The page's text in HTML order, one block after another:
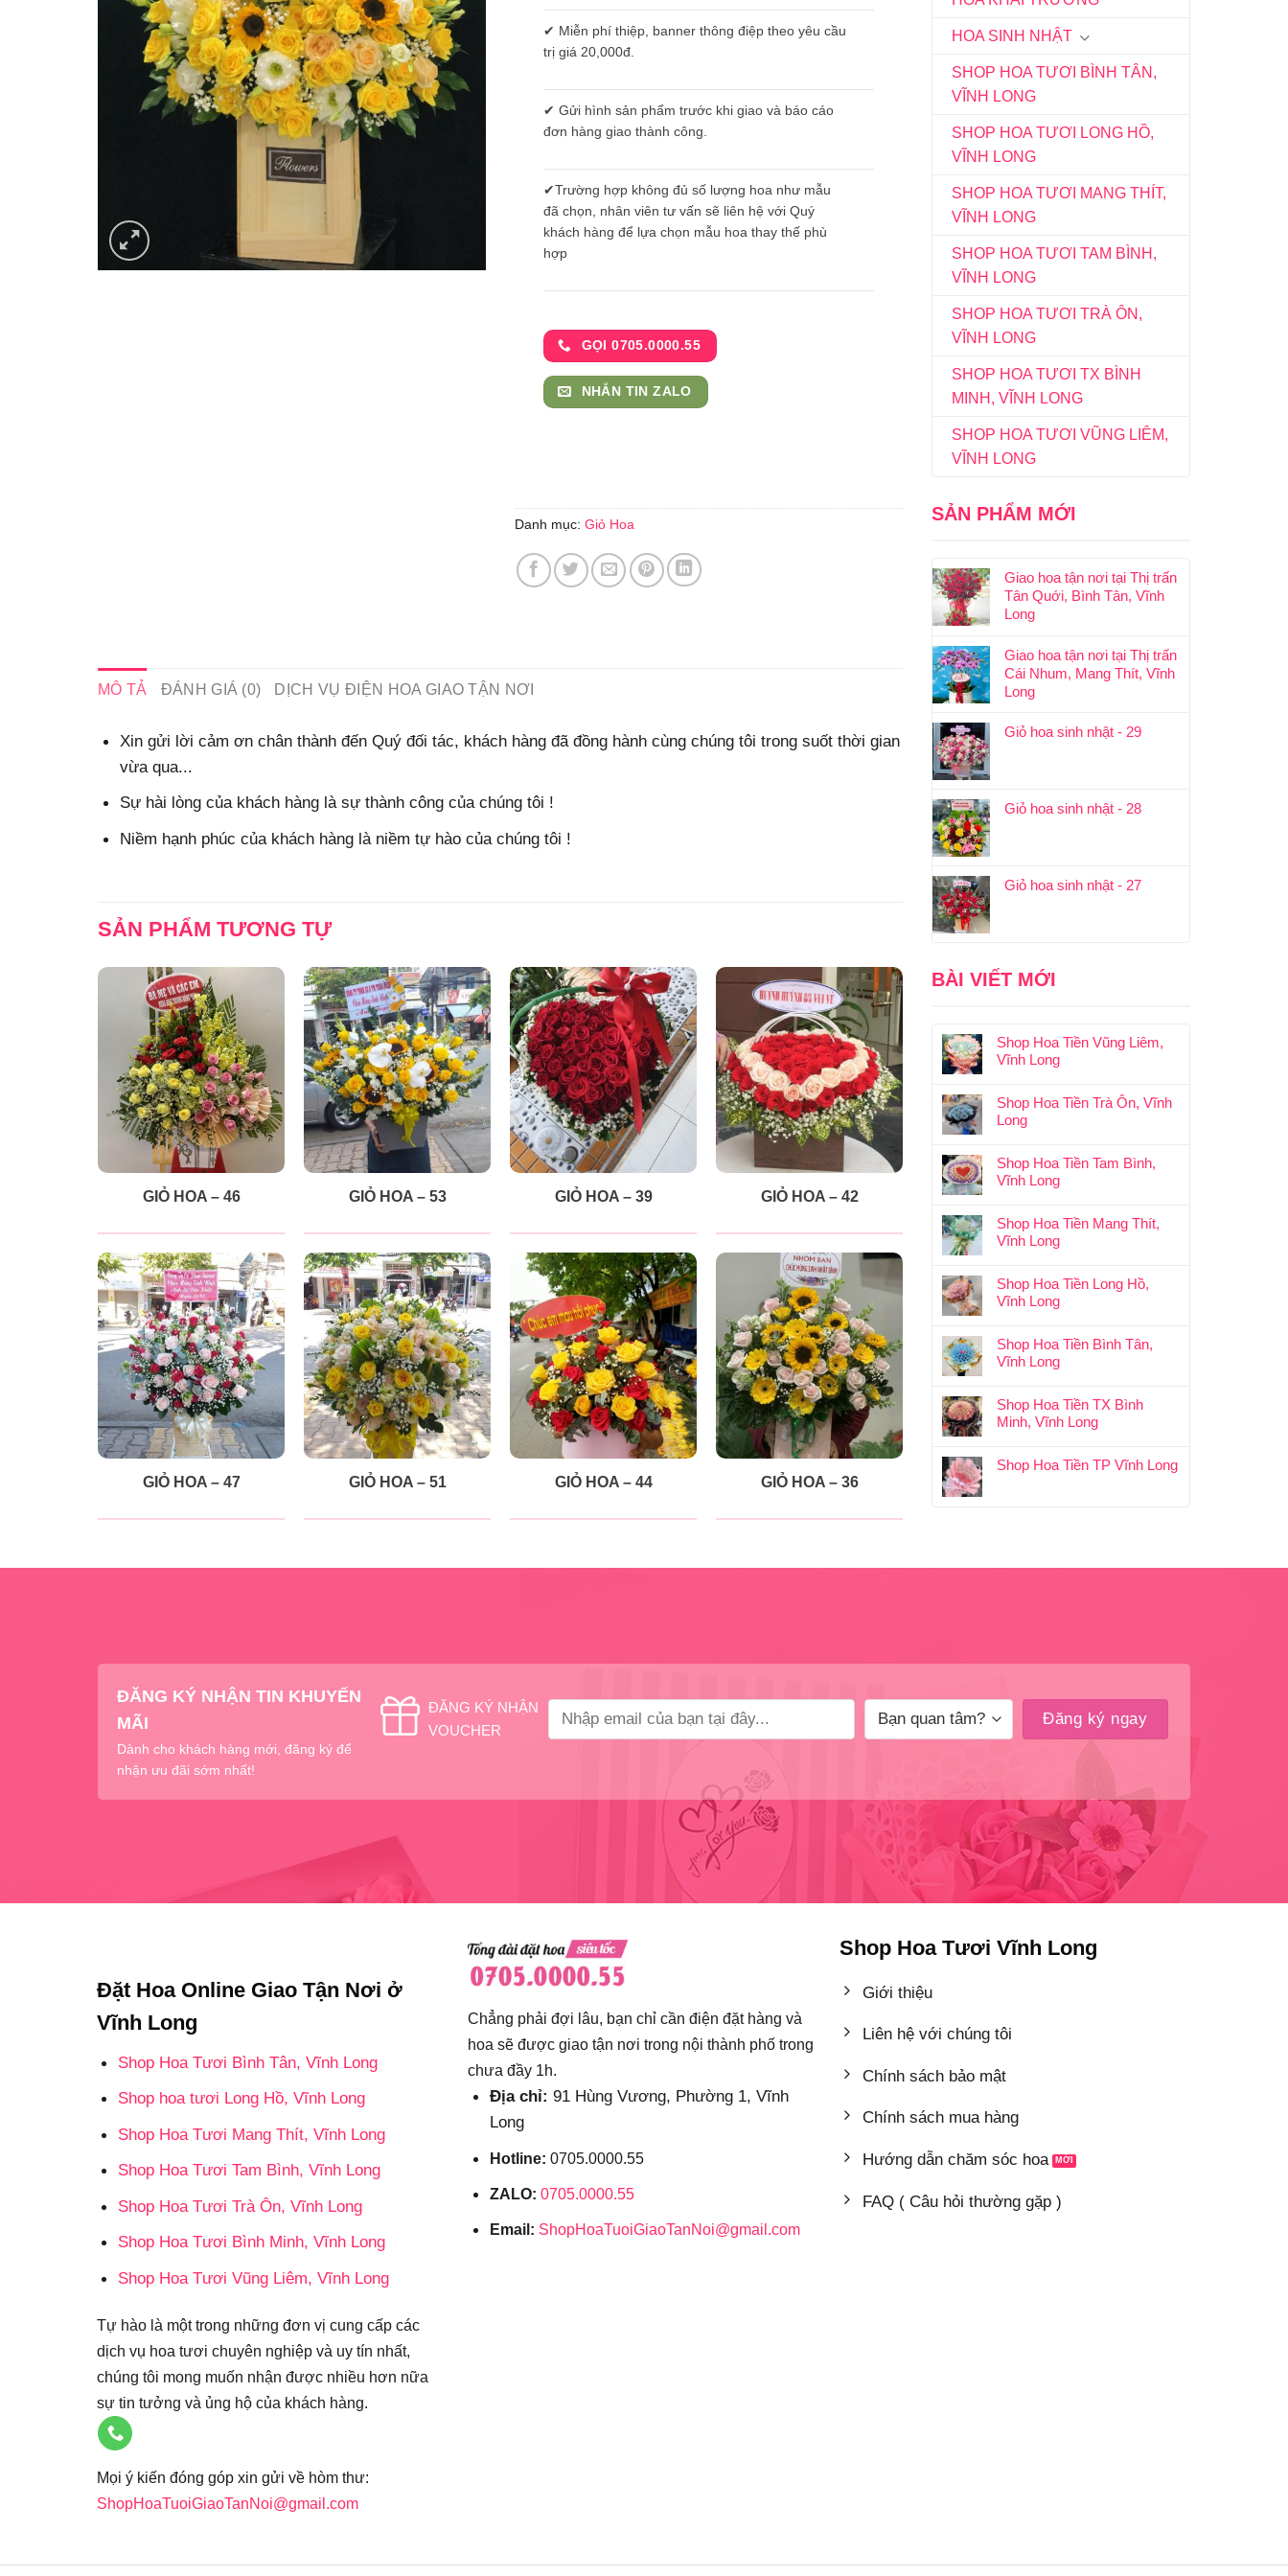
HOA SINH NHẬT
SHOP HOA TƯƠI BÌNH TÂN,
VĨNH LONG
SHOP HOA TƯƠI LONG HỒ,
VĨNH LONG
SHOP HOA TƯƠI MANG THÍT,
VĨNH LONG
SHOP HOA TƯƠI TAM BÌNH,
VĨNH LONG
SHOP HOA TƯƠI TRÀ ÔN,
VĨNH LONG
SHOP HOA TƯƠI TX BÌNH
MINH, VĨNH LONG
SHOP HOA TƯƠI VŨNG LIÊM,
VĨNH LONG
SẢN PHẨM MỚI
Giao hoa tận nơi tại Thị trấn
Tân Quới, Bình Tân, Vĩnh
Long
Giao hoa tận nơi tại Thị trấn
Cái Nhum, Mang Thít, Vĩnh
Long
Giỏ hoa sinh nhật - 29
Giỏ hoa sinh nhật - 28
Giỏ hoa sinh nhật - 27
BÀI VIẾT MỚI
Shop Hoa Tiền Vũng Liêm,
Vĩnh Long
Shop Hoa Tiền Trà Ôn, Vĩnh
Long
Shop Hoa Tiền Tam Bình,
Vĩnh Long
Shop Hoa Tiền Mang Thít,
Vĩnh Long
Shop Hoa Tiền Long Hồ,
Vĩnh Long
Shop Hoa Tiền Bình Tân,
Vĩnh Long
Shop Hoa Tiền TX Bình
Minh, Vĩnh Long
Shop Hoa Tiền TP Vĩnh Long
✔ Miễn phí thiệp, banner thông điệp theo yêu cầu
trị giá 20,000đ.
✔ Gửi hình sản phẩm trước khi giao và báo cáo
đơn hàng giao thành công.
✔Trường hợp không đủ số lượng hoa như mẫu
đã chọn, nhân viên tư vấn sẽ liên hệ với Quý
khách hàng để lựa chọn mẫu hoa thay thế phù
hợp
GỌI 0705.0000.55
NHẮN TIN ZALO
Danh mục: Giỏ Hoa
MÔ TẢ ĐÁNH GIÁ (0) DỊCH VỤ ĐIỆN HOA GIAO TẬN NƠI
Xin gửi lời cảm ơn chân thành đến Quý đối tác, khách hàng đã đồng hành cùng chúng tôi trong suốt thời gian
vừa qua...
Sự hài lòng của khách hàng là sự thành công của chúng tôi !
Niềm hạnh phúc của khách hàng là niềm tự hào của chúng tôi !
SẢN PHẨM TƯƠNG TỰ
GIỎ HOA – 46 GIỎ HOA – 53 GIỎ HOA – 39 GIỎ HOA – 42
GIỎ HOA – 47 GIỎ HOA – 51 GIỎ HOA – 44 GIỎ HOA – 36
ĐĂNG KÝ NHẬN TIN KHUYẾN
MÃI
Dành cho khách hàng mới, đăng ký để
nhận ưu đãi sớm nhất!
ĐĂNG KÝ NHẬN
VOUCHER
Đặt Hoa Online Giao Tận Nơi ở
Vĩnh Long
Shop Hoa Tươi Bình Tân, Vĩnh Long
Shop hoa tươi Long Hồ, Vĩnh Long
Shop Hoa Tươi Mang Thít, Vĩnh Long
Shop Hoa Tươi Tam Bình, Vĩnh Long
Shop Hoa Tươi Trà Ôn, Vĩnh Long
Shop Hoa Tươi Bình Minh, Vĩnh Long
Shop Hoa Tươi Vũng Liêm, Vĩnh Long
Tự hào là một trong những đơn vị cung cấp các
dịch vụ hoa tươi chuyên nghiệp và uy tín nhất,
chúng tôi mong muốn nhận được nhiều hơn nữa
sự tin tưởng và ủng hộ của khách hàng.
Mọi ý kiến đóng góp xin gửi về hòm thư:
ShopHoaTuoiGiaoTanNoi@gmail.com
Chẳng phải đợi lâu, bạn chỉ cần điện đặt hàng và
hoa sẽ được giao tận nơi trong nội thành phố trong
chưa đầy 1h.
Địa chỉ: 91 Hùng Vương, Phường 1, Vĩnh
Long
Hotline: 0705.0000.55
ZALO: 0705.0000.55
Email: ShopHoaTuoiGiaoTanNoi@gmail.com
Shop Hoa Tươi Vĩnh Long
Giới thiệu
Liên hệ với chúng tôi
Chính sách bảo mật
Chính sách mua hàng
Hướng dẫn chăm sóc hoa
FAQ ( Câu hỏi thường gặp )